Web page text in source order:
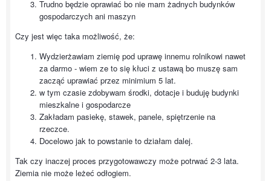
Trudno będzie oprawiać bo nie mam żadnych budynków
gospodarczych ani maszyn
Czy jest więc taka możliwość, że:
Wydzierżawiam ziemię pod uprawę innemu rolnikowi nawet
za darmo - wiem ze to się kłuci z ustawą bo muszę sam
zacząć uprawiać przez minimium 5 lat.
w tym czasie zdobywam środki, dotacje i buduję budynki
mieszkalne i gospodarcze
Zakładam pasiekę, stawek, panele, spiętrzenie na
rzeczce.
Docelowo jak to powstanie to działam dalej.
Tak czy inaczej proces przygotowawczy może potrwać 2-3 lata.
Ziemia nie może leżeć odłogiem.